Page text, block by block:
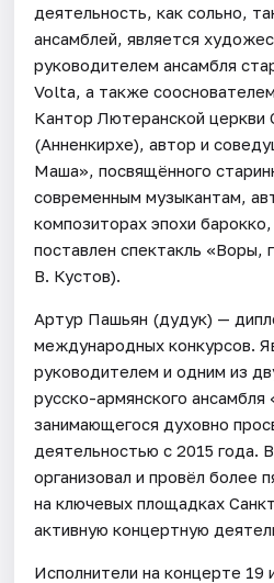
деятельность, как сольно,
ансамблей, является
руководителем ансамбля
Volta, а также
Кантор Лютеранской церкви
(Анненкирхе), автор и
Маша», посвящённого
современным музыкантам,
композиторах эпохи
поставлен спектакль «Воры,
В. Кустов).
Артур Пашьян (дудук) —
международных конкурсов.
руководителем и одним из
русско-армянского ансамбля
занимающегося духовно
деятельностью с 2015 года.
организовал и провёл более
на ключевых площадках
активную концертную
Исполнители на концерте 19